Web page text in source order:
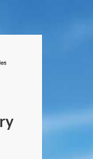
/
Canada